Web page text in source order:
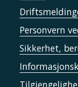
Personvern
Sikkerhet,